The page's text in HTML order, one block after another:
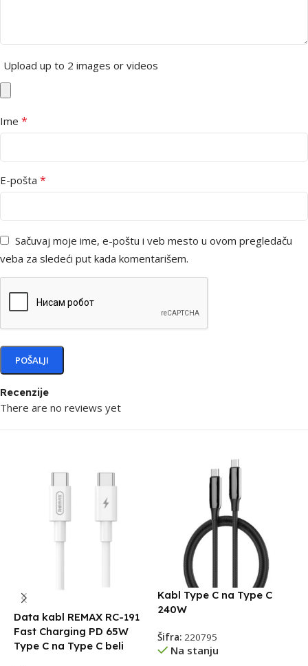
Recenzije
There are no reviews yet
Upload up to 2 images or videos
Ime *
E-pošta *
Sačuvaj moje ime, e-poštu i veb mesto u ovom pregledaču
veba za sledeći put kada komentarišem.
Data kabl REMAX RC-191
Fast Charging PD 65W
Type C na Type C beli
Kabl Type C na Type C
240W
Šifra: 220795
Na stanju